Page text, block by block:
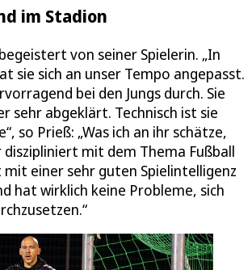
im Stadion
von seiner Spielerin. „In
sie sich an unser Tempo angepasst.
bei den Jungs durch. Sie
sehr abgeklärt. Technisch ist sie
so Prieß: „Was ich an ihr schätze,
diszipliniert mit dem Thema Fußball
mit einer sehr guten Spielintelligenz
hat wirklich keine Probleme, sich